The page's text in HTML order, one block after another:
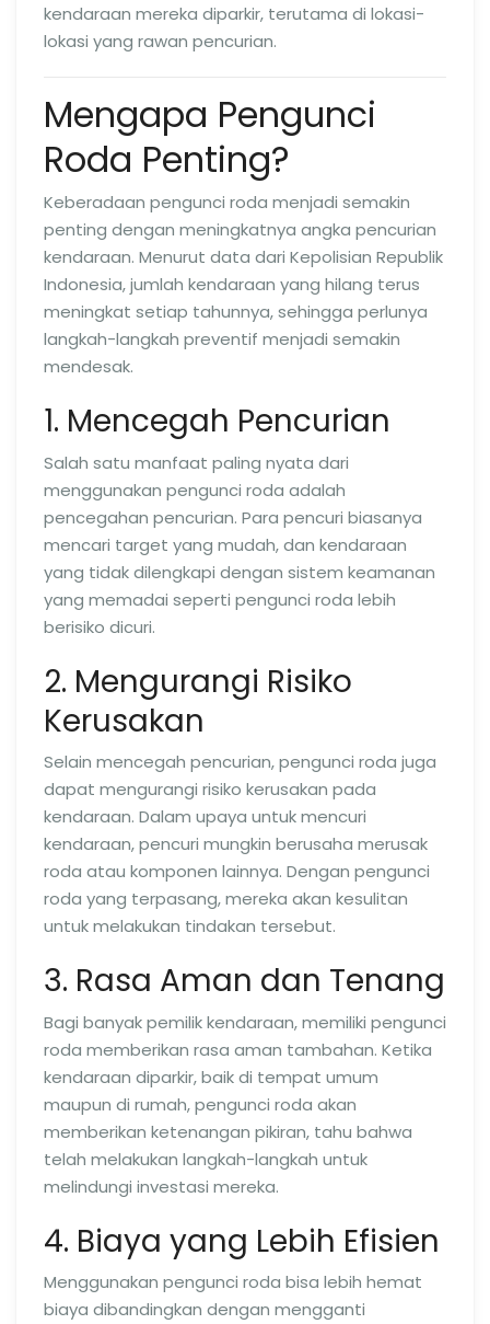
kendaraan mereka diparkir, terutama di lokasi-
lokasi yang rawan pencurian.
Mengapa Pengunci
Roda Penting?
Keberadaan pengunci roda menjadi semakin
penting dengan meningkatnya angka pencurian
kendaraan. Menurut data dari Kepolisian Republik
Indonesia, jumlah kendaraan yang hilang terus
meningkat setiap tahunnya, sehingga perlunya
langkah-langkah preventif menjadi semakin
mendesak.
1. Mencegah Pencurian
Salah satu manfaat paling nyata dari
menggunakan pengunci roda adalah
pencegahan pencurian. Para pencuri biasanya
mencari target yang mudah, dan kendaraan
yang tidak dilengkapi dengan sistem keamanan
yang memadai seperti pengunci roda lebih
berisiko dicuri.
2. Mengurangi Risiko
Kerusakan
Selain mencegah pencurian, pengunci roda juga
dapat mengurangi risiko kerusakan pada
kendaraan. Dalam upaya untuk mencuri
kendaraan, pencuri mungkin berusaha merusak
roda atau komponen lainnya. Dengan pengunci
roda yang terpasang, mereka akan kesulitan
untuk melakukan tindakan tersebut.
3. Rasa Aman dan Tenang
Bagi banyak pemilik kendaraan, memiliki pengunci
roda memberikan rasa aman tambahan. Ketika
kendaraan diparkir, baik di tempat umum
maupun di rumah, pengunci roda akan
memberikan ketenangan pikiran, tahu bahwa
telah melakukan langkah-langkah untuk
melindungi investasi mereka.
4. Biaya yang Lebih Efisien
Menggunakan pengunci roda bisa lebih hemat
biaya dibandingkan dengan mengganti